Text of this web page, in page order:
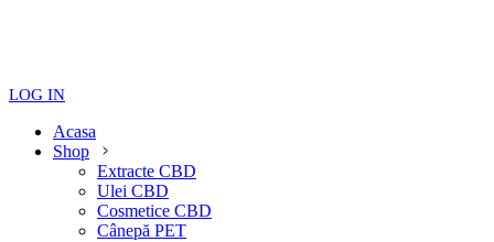
LOG IN
Acasa
Shop
Extracte CBD
Ulei CBD
Cosmetice CBD
Cânepă PET